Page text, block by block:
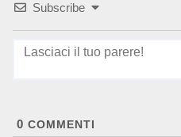
Subscribe
0 COMMENTI